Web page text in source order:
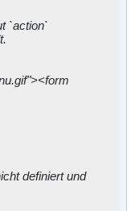
`action`
definiert und